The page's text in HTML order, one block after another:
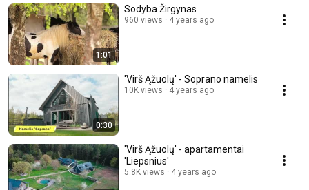
1:01
Sodyba Žirgynas
960 views 4 years ago
0:30
'Virš Ąžuolų' - Soprano namelis
10K views 4 years ago
'Virš Ąžuolų' - apartamentai
'Liepsnius'
5.8K views 4 years ago